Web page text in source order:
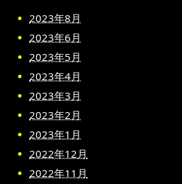
2023年8月
2023年6月
2023年5月
2023年4月
2023年3月
2023年2月
2023年1月
2022年12月
2022年11月